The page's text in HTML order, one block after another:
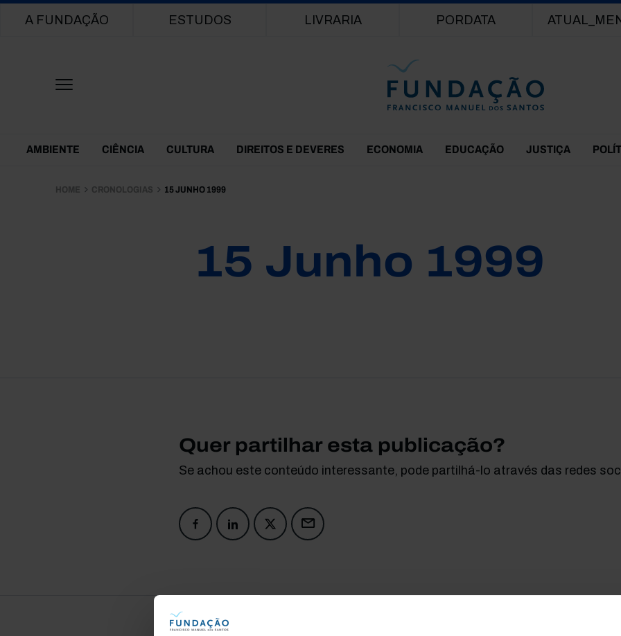
Main navigation
A FUNDAÇÃO ESTUDOS LIVRARIA PORDATA
Themes Menu
AMBIENTE CIÊNCIA CULTURA DIREITOS E DEVERES ECONOMIA EDUCAÇÃO JUSTIÇA
HOME CRONOLOGIAS 15 JUNHO 1999
15 Junho 1999
Quer partilhar esta publicação?
Se achou este conteúdo interessante, pode partilhá-lo através das redes